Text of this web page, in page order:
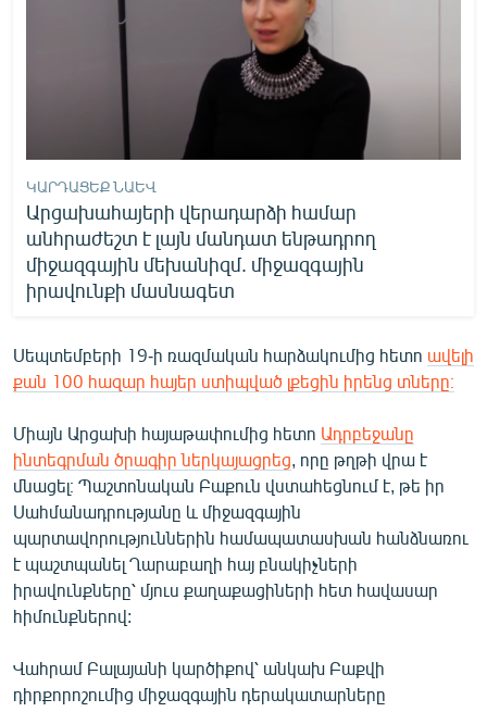
ԿԱՐԴԱՑԵՔ ՆԱԵՎ
Արցախահայերի վերադարձի համար
անհրաժեշտ է լայն մանդատ ենթադրող
միջազգային մեխանիզմ. միջազգային
իրավունքի մասնագետ
Սեպտեմբերի 19-ի ռազմական հարձակումից հետո ավելի
քան 100 հազար հայեր ստիպված լքեցին իրենց տները։
Միայն Արցախի հայաթափումից հետո Ադրբեջանը
ինտեգրման ծրագիր ներկայացրեց , որը թղթի վրա է
մնացել։ Պաշտոնական Բաքուն վստահեցնում է, թե իր
Սահմանադրությանը և միջազգային
պարտավորություններին համապատասխան հանձնառու
է պաշտպանել Ղարաբաղի հայ բնակիչների
իրավունքները՝ մյուս քաղաքացիների հետ հավասար
հիմունքներով:
Վահրամ Բալայանի կարծիքով՝ անկախ Բաքվի
դիրքորոշումից միջազգային դերակատարները